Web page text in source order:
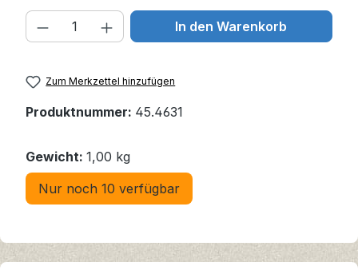
Produkt Anzahl: Gib den
In den Warenkorb
Zum Merkzettel hinzufügen
Produktnummer: 45.4631
Gewicht: 1,00 kg
Nur noch 10 verfügbar